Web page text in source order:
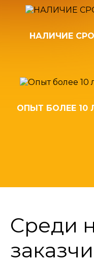
НАЛИЧИЕ СРО
ОПЫТ БОЛЕЕ 10
Среди